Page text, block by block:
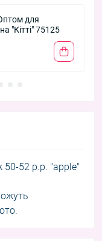
для
"Кітті" 75125
50-52 р.р. "apple"